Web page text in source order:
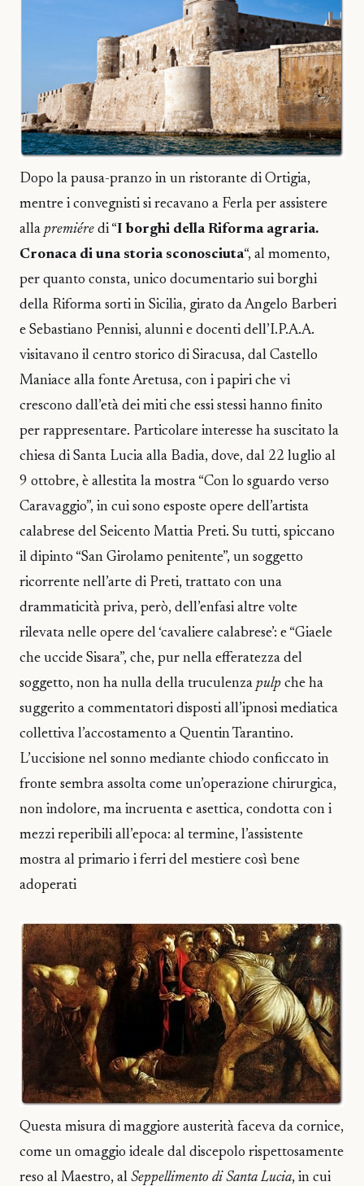
Dopo la pausa-pranzo in un ristorante di Ortigia,
mentre i convegnisti si recavano a Ferla per assistere
alla premiére di “I borghi della Riforma agraria.
Cronaca di una storia sconosciuta“, al momento,
per quanto consta, unico documentario sui borghi
della Riforma sorti in Sicilia, girato da Angelo Barberi
e Sebastiano Pennisi, alunni e docenti dell’I.P.A.A.
visitavano il centro storico di Siracusa, dal Castello
Maniace alla fonte Aretusa, con i papiri che vi
crescono dall’età dei miti che essi stessi hanno finito
per rappresentare. Particolare interesse ha suscitato la
chiesa di Santa Lucia alla Badia, dove, dal 22 luglio al
9 ottobre, è allestita la mostra “Con lo sguardo verso
Caravaggio”, in cui sono esposte opere dell’artista
calabrese del Seicento Mattia Preti. Su tutti, spiccano
il dipinto “San Girolamo penitente”, un soggetto
ricorrente nell’arte di Preti, trattato con una
drammaticità priva, però, dell’enfasi altre volte
rilevata nelle opere del ‘cavaliere calabrese’: e “Giaele
che uccide Sisara”, che, pur nella efferatezza del
soggetto, non ha nulla della truculenza pulp che ha
suggerito a commentatori disposti all’ipnosi mediatica
collettiva l’accostamento a Quentin Tarantino.
L’uccisione nel sonno mediante chiodo conficcato in
fronte sembra assolta come un’operazione chirurgica,
non indolore, ma incruenta e asettica, condotta con i
mezzi reperibili all’epoca: al termine, l’assistente
mostra al primario i ferri del mestiere così bene
adoperati
Questa misura di maggiore austerità faceva da cornice,
come un omaggio ideale dal discepolo rispettosamente
reso al Maestro, al Seppellimento di Santa Lucia, in cui